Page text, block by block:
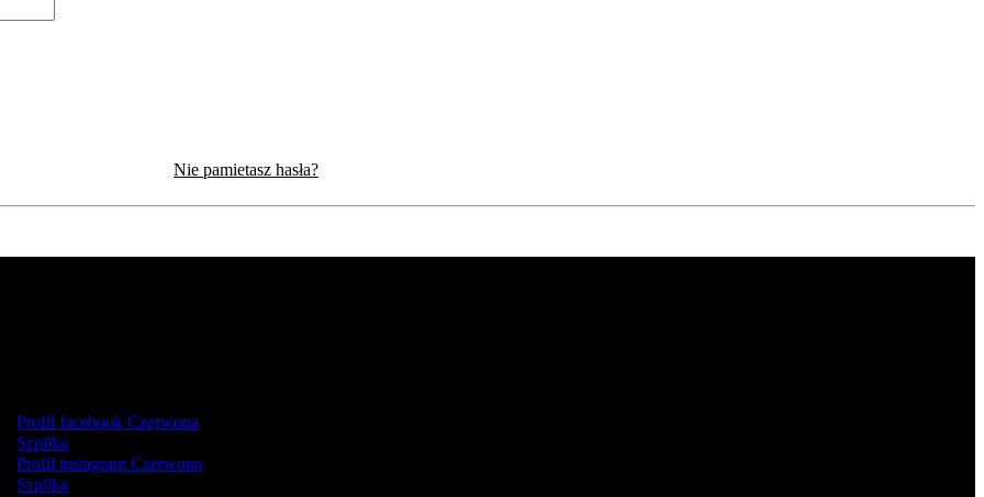
Nie pamietasz hasła?
Profil facebook Czerwona
Szpilka
Profil instagram Czerwona
Szpilka